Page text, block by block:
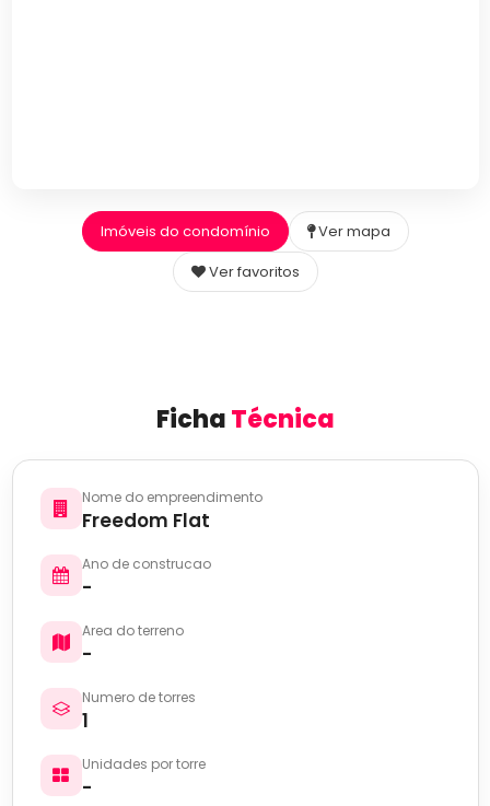
Imóveis do condomínio
Ver mapa
Ver favoritos
FichaTécnica
Nome do empreendimento
Freedom Flat
Ano de construcao
-
Area do terreno
-
Numero de torres
1
Unidades por torre
-